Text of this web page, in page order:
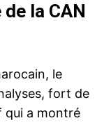
la CAN
le
fort de
qui a montré